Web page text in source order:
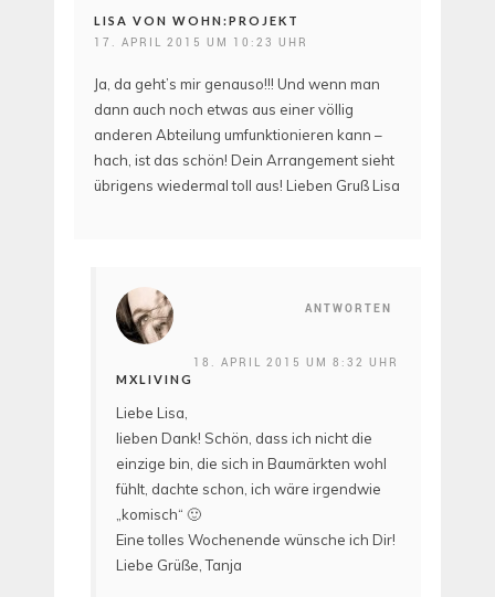
LISA VON WOHN:PROJEKT
17. APRIL 2015 UM 10:23 UHR
Ja, da geht’s mir genauso!!! Und wenn man
dann auch noch etwas aus einer völlig
anderen Abteilung umfunktionieren kann –
hach, ist das schön! Dein Arrangement sieht
übrigens wiedermal toll aus! Lieben Gruß Lisa
ANTWORTEN
MXLIVING
18. APRIL 2015 UM 8:32 UHR
Liebe Lisa,
lieben Dank! Schön, dass ich nicht die
einzige bin, die sich in Baumärkten wohl
fühlt, dachte schon, ich wäre irgendwie
„komisch“ 🙂
Eine tolles Wochenende wünsche ich Dir!
Liebe Grüße, Tanja